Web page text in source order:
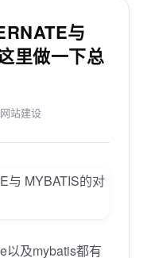
与
里做一下总
站建设
以及mybatis都有